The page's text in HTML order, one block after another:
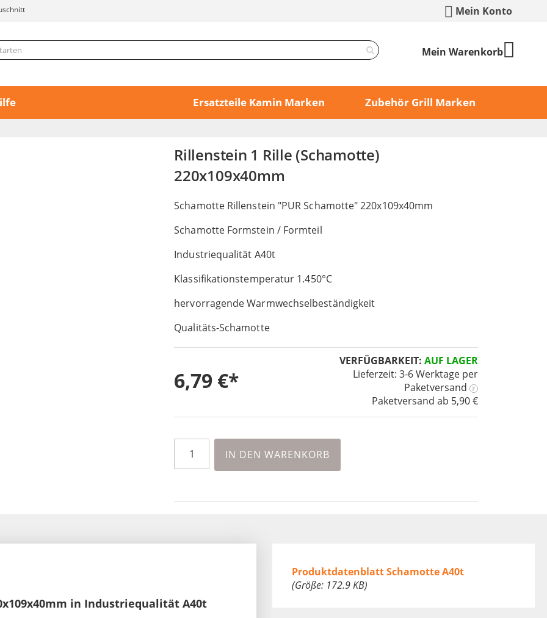
Mein Konto
Mein Warenkorb
Ersatzteile Kamin Marken Zubehör Grill Marken
Rillenstein 1 Rille (Schamotte)
220x109x40mm
Schamotte Rillenstein "PUR Schamotte" 220x109x40mm
Schamotte Formstein / Formteil
Industriequalität A40t
Klassifikationstemperatur 1.450°C
hervorragende Warmwechselbeständigkeit
Qualitäts-Schamotte
VERFÜGBARKEIT: AUF LAGER
Lieferzeit: 3-6 Werktageper
Paketversand
?
Paketversand ab 5,90 €
6,79 €
IN DEN WARENKORB
in Industriequalität A40t
Produktdatenblatt Schamotte A40t
(Größe: 172.9 KB)